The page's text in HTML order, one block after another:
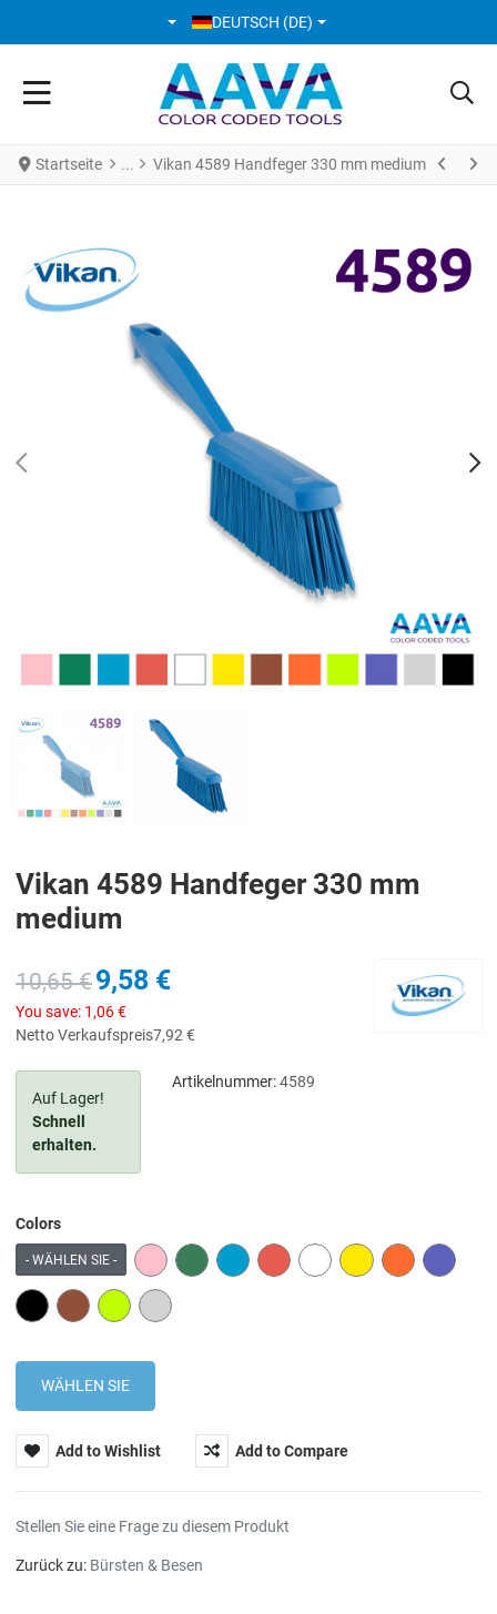
SPRACHE AUSWÄHLEN
DEUTSCH (DE)
Startseite Vikan 4589 Handfeger 330 mm medium
Vikan 4589 Handfeger 330 mm
medium
10,65 €9,58 €
You save: 1,06 €
Netto Verkaufspreis7,92 €
Auf Lager!
Schnell
erhalten.
Artikelnummer:4589
Colors
- WÄHLEN SIE - PINK GREEN BLUE RED WHITE YELLOW ORANGE PURPLE
BLACK BROWN LIME GREY
Add to Wishlist Add to Compare
Stellen Sie eine Frage zu diesem Produkt
Zurück zu: Bürsten & Besen